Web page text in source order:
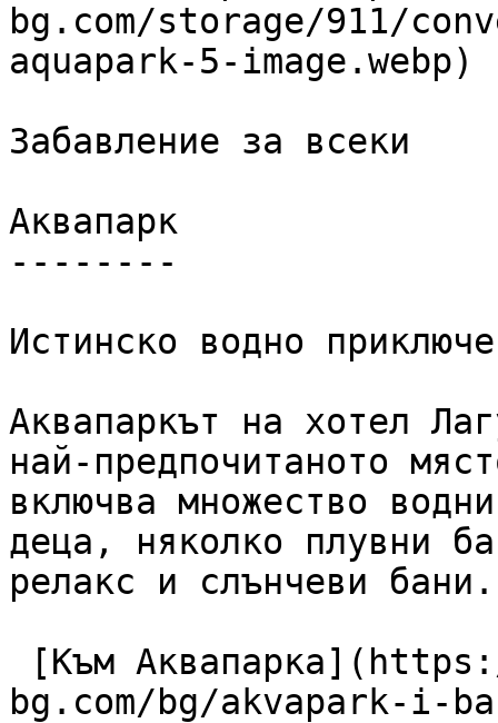
bg.com/storage/911/
aquapark-5-image.webp)
Забавление за всеки
Аквапарк
--------
Истинско водно
Аквапаркът на хотел
най-предпочитаното
включва множество
деца, няколко плувни
релакс и слънчеви бани.
bg.com/bg/akvapark-i-